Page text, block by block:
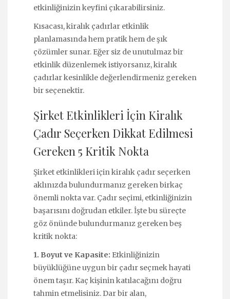
etkinliğinizin keyfini çıkarabilirsiniz.
Kısacası, kiralık çadırlar etkinlik
planlamasında hem pratik hem de şık
çözümler sunar. Eğer siz de unutulmaz bir
etkinlik düzenlemek istiyorsanız, kiralık
çadırlar kesinlikle değerlendirmeniz gereken
bir seçenektir.
Şirket Etkinlikleri İçin Kiralık
Çadır Seçerken Dikkat Edilmesi
Gereken 5 Kritik Nokta
Şirket etkinlikleri için kiralık çadır seçerken
aklınızda bulundurmanız gereken birkaç
önemli nokta var. Çadır seçimi, etkinliğinizin
başarısını doğrudan etkiler. İşte bu süreçte
göz önünde bulundurmanız gereken beş
kritik nokta:
1. Boyut ve Kapasite: Etkinliğinizin
büyüklüğüne uygun bir çadır seçmek hayati
önem taşır. Kaç kişinin katılacağını doğru
tahmin etmelisiniz. Dar bir alan,